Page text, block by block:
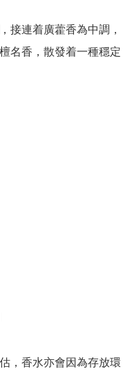
接連着廣藿香為中調，
名香，散發着一種穩定
，香水亦會因為存放環